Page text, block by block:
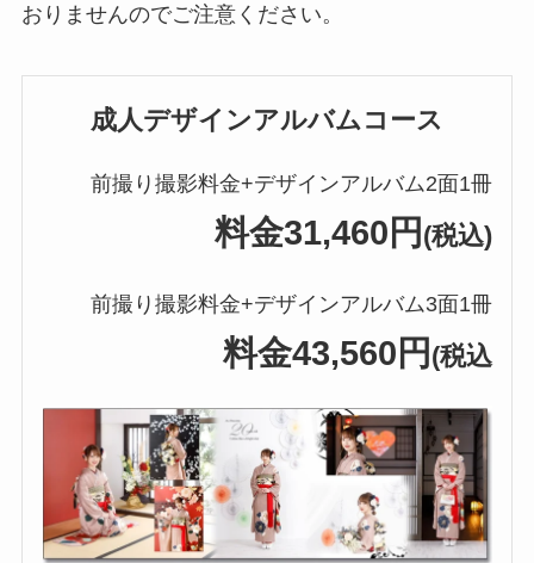
おりませんのでご注意ください。
成人デザインアルバムコース
前撮り撮影料金+デザインアルバム2面1冊
料金31,460円 (税込)
前撮り撮影料金+デザインアルバム3面1冊
料金43,560円 (税込